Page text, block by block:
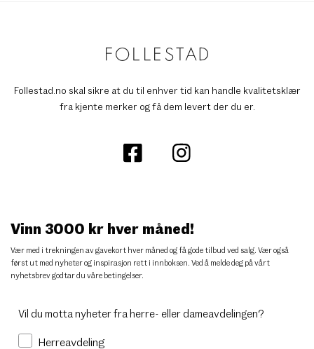
Follestad.no skal sikre at du til enhver tid kan handle kvalitetsklær
fra kjente merker og få dem levert der du er.
Vinn 3000 kr hver måned!
Vær med i trekningen av gavekort hver måned og få gode tilbud ved salg. Vær også
først ut med nyheter og inspirasjon rett i innboksen. Ved å melde deg på vårt
nyhetsbrev godtar du våre betingelser.
Vil du motta nyheter fra herre- eller dameavdelingen?
Herreavdeling